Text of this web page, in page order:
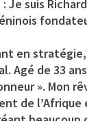
Je suis
en
Agé de 33
». Mon
de